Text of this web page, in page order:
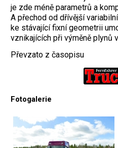
je zde méně parametrů a
A přechod od dřívější
ke stávající fixní geometrii
vznikajících při výměně plynů
Převzato z časopisu
Fotogalerie